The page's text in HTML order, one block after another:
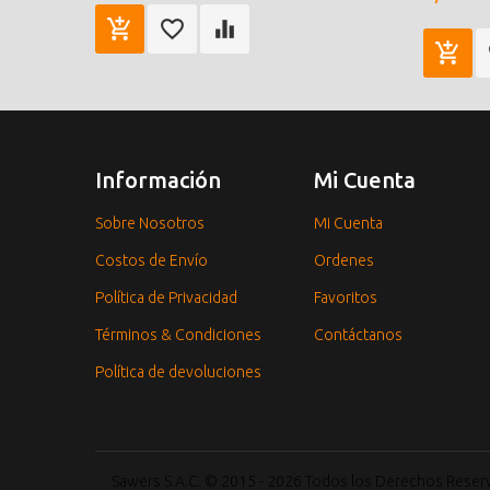
Información
Sobre Nosotros
Costos de Envío
Política de Privacidad
Términos & Condiciones
Política de devoluciones
Mi Cuenta
Mi Cuenta
Ordenes
Favoritos
Contáctanos